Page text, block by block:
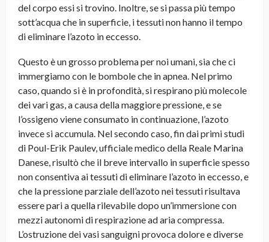
del corpo essi si trovino. Inoltre, se si passa più tempo
sott’acqua che in superficie, i tessuti non hanno il tempo
di eliminare l’azoto in eccesso.
Questo è un grosso problema per noi umani, sia che ci
immergiamo con le bombole che in apnea. Nel primo
caso, quando si è in profondità, si respirano più molecole
dei vari gas, a causa della maggiore pressione, e se
l’ossigeno viene consumato in continuazione, l’azoto
invece si accumula. Nel secondo caso, fin dai primi studi
di Poul-Erik Paulev, ufficiale medico della Reale Marina
Danese, risultò che il breve intervallo in superficie spesso
non consentiva ai tessuti di eliminare l’azoto in eccesso, e
che la pressione parziale dell’azoto nei tessuti risultava
essere pari a quella rilevabile dopo un’immersione con
mezzi autonomi di respirazione ad aria compressa.
L’ostruzione dei vasi sanguigni provoca dolore e diverse